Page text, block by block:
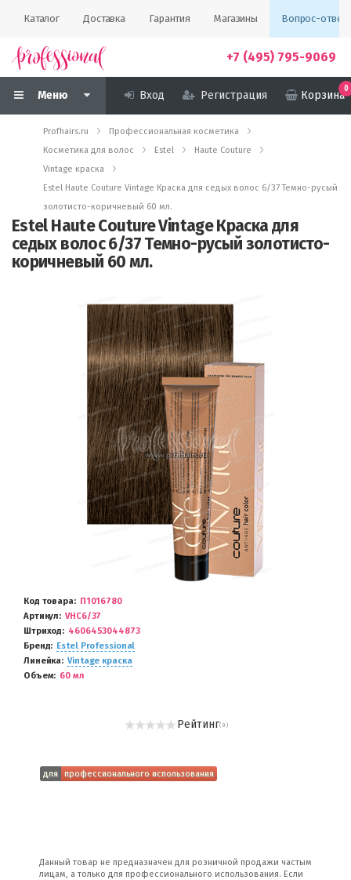
Каталог Доставка Гарантия Магазины Вопрос-ответ
+7 (495) 795-9069
Меню Вход Регистрация Корзина
0
Profhairs.ru
Профессиональная косметика
Косметика для волос
Estel
Haute Couture
Vintage краска
Estel Haute Couture Vintage Краска для седых волос 6/37 Темно-русый
золотисто-коричневый 60 мл.
Estel Haute Couture Vintage Краска для
седых волос 6/37 Темно-русый золотисто-
коричневый 60 мл.
Код товара
П1016780
Артикул
VHC6/37
Штриход
4606453044873
Бренд
Estel Professional
Линейка
Vintage краска
Объем
60 мл
Рейтинг( 0 )
для профессионального использования
Данный товар не предназначен для розничной продажи частым
лицам, а только для профессионального использования. Если